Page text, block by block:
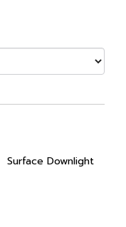
Surface Downlight